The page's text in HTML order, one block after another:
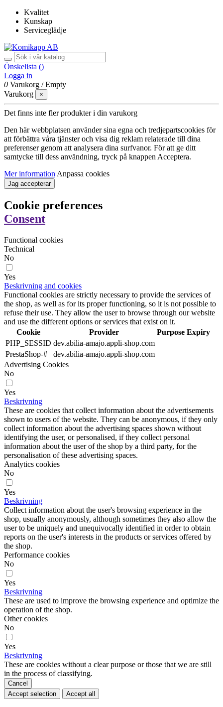
Kvalitet
Kunskap
Serviceglädje
Önskelista ()
Logga in
0 Varukorg /Empty
Varukorg
×
Det finns inte fler produkter i din varukorg
Den här webbplatsen använder sina egna och tredjepartscookies för
att förbättra våra tjänster och visa dig reklam relaterade till dina
preferenser genom att analysera dina surfvanor. För att ge ditt
samtycke till dess användning, tryck på knappen Acceptera.
Mer information Anpassa cookies
Jag accepterar
Cookie preferences
Consent
Functional cookies
Technical
No
Yes
Beskrivning and cookies
Functional cookies are strictly necessary to provide the services of
the shop, as well as for its proper functioning, so it is not possible to
refuse their use. They allow the user to browse through our website
and use the different options or services that exist on it.
Cookie
Provider Purpose Expiry
PHP_SESSID dev.abilia-amajo.appli-shop.com
PrestaShop-#
dev.abilia-amajo.appli-shop.com
Advertising Cookies
No
Yes
Beskrivning
These are cookies that collect information about the advertisements
shown to users of the website. They can be anonymous, if they only
collect information about the advertising spaces shown without
identifying the user, or personalised, if they collect personal
information about the user of the shop by a third party, for the
personalisation of these advertising spaces.
Analytics cookies
No
Yes
Beskrivning
Collect information about the user's browsing experience in the
shop, usually anonymously, although sometimes they also allow the
user to be uniquely and unequivocally identified in order to obtain
reports on the user's interests in the products or services offered by
the shop.
Performance cookies
No
Yes
Beskrivning
These are used to improve the browsing experience and optimize the
operation of the shop.
Other cookies
No
Yes
Beskrivning
These are cookies without a clear purpose or those that we are still
in the process of classifying.
Cancel
Accept selection
Accept all